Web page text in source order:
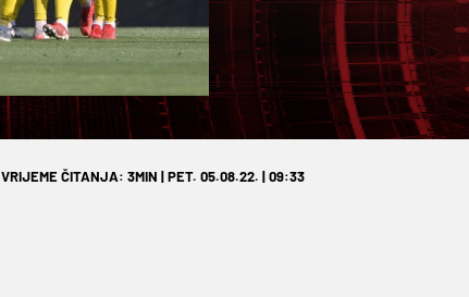
VRIJEME ČITANJA: 3MIN | PET. 05.08.22. | 09:33